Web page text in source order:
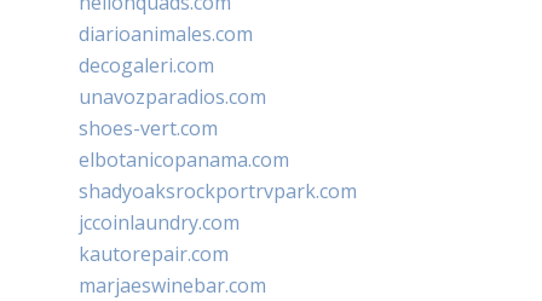
diarioanimales.com
decogaleri.com
unavozparadios.com
shoes-vert.com
elbotanicopanama.com
shadyoaksrockportrvpark.com
jccoinlaundry.com
kautorepair.com
marjaeswinebar.com